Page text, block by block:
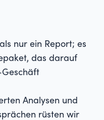
nur ein Report; es
das darauf
Analysen und
rüsten wir